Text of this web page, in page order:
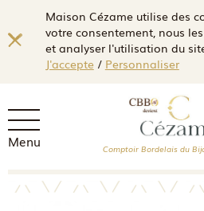
Maison Cézame utilise des
votre consentement, nous
et analyser l'utilisation du
J'accepte/ Personnaliser
Menu Comptoir Bordelais du